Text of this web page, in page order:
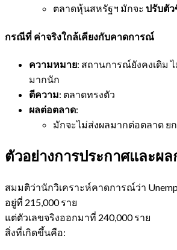
ตลาดหุ้นสหรัฐฯ มักจะ ปรับตั
กรณีที่ ค่าจริงใกล้เคียงกับคาดการณ์
ความหมาย: สถานการณ์ยังคงเดิม
มากนัก
ตีความ: ตลาดทรงตัว
ผลต่อตลาด:
มักจะไม่ส่งผลมากต่อตลาด ย
ตัวอย่างการประกาศและผ
สมมติว่านักวิเคราะห์คาดการณ์ว่า
อยู่ที่ 215,000 ราย
แต่ตัวเลขจริงออกมาที่ 240,000 ราย
สิ่งที่เกิดขึ้นคือ: